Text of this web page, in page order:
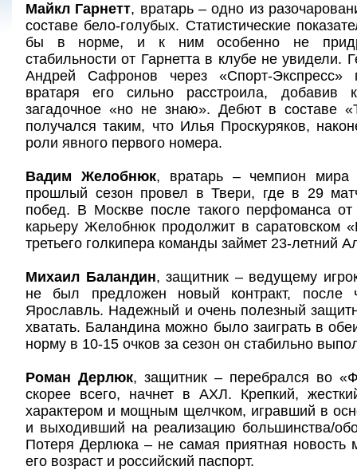
Майкл Гарнетт, вратарь – одно из
составе бело-голубых. Статистические
бы в норме, и к ним особенно не
стабильности от Гарнетта в клубе не увидели.
Андрей Сафронов через «Спорт-Экспресс»
вратаря его сильно расстроила, добавив
загадочное «но не знаю». Дебют в составе
получался таким, что Илья Проскуряков,
роли явного первого номера.
Вадим Желобнюк, вратарь – чемпион мира
прошлый сезон провел в Твери, где в 29
побед. В Москве после такого перфоманса от
карьеру Желобнюк продолжит в саратовском
третьего голкипера команды займет 23-летний
Михаил Баландин, защитник – ведущему
не был предложен новый контракт, после
Ярославль. Надежный и очень полезный
хватать. Баландина можно было заиграть в
норму в 10-15 очков за сезон он стабильно
Роман Дерлюк, защитник – перебрался во
скорее всего, начнет в АХЛ. Крепкий,
характером и мощным щелчком, игравший в
и выходивший на реализацию большинства/
Потеря Дерлюка – не самая приятная новость
его возраст и российский паспорт.